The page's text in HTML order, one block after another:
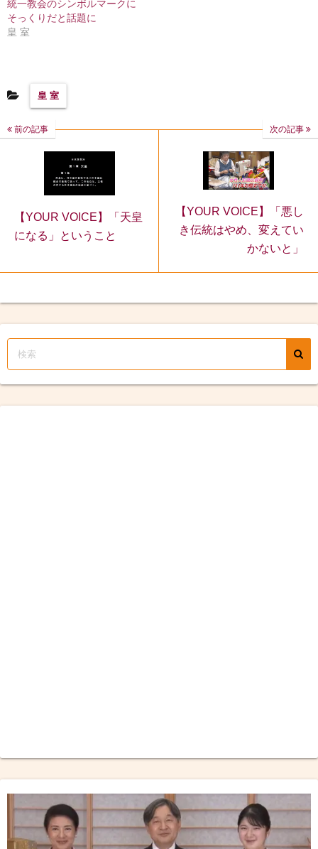
統一教会のシンボルマークに
そっくりだと話題に
皇 室
皇 室
前の記事
【YOUR VOICE】「天皇
になる」ということ
次の記事
【YOUR VOICE】「悪し
き伝統はやめ、変えてい
かないと」